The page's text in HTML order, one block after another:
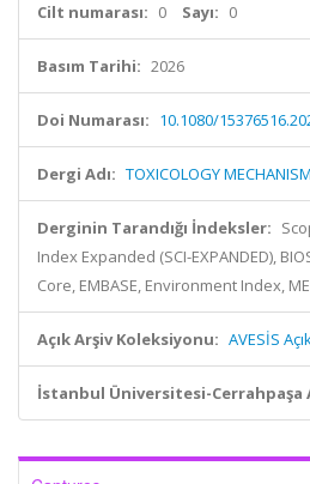
Cilt numarası: 0 Sayı: 0
Basım Tarihi: 2026
Doi Numarası: 10.1080/
Dergi Adı: TOXICOLOGY
Derginin Tarandığı İndeksler:
Index Expanded (SCI-EXPANDED),
Core, EMBASE, Environment Index,
Açık Arşiv Koleksiyonu: AVESİS
İstanbul Üniversitesi-Cerrahpaşa